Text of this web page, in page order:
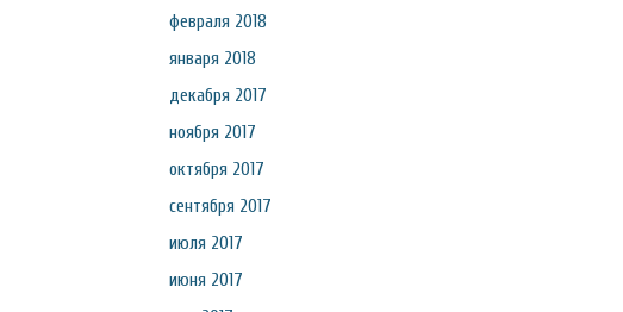
февраля 2018
января 2018
декабря 2017
ноября 2017
октября 2017
сентября 2017
июля 2017
июня 2017